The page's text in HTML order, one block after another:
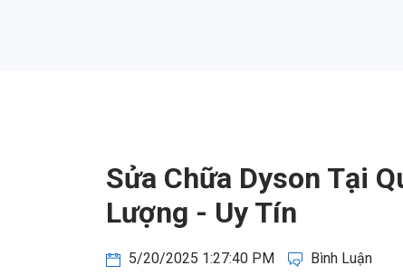
Sửa Chữa Dyson Tại
Lượng - Uy Tín
5/20/2025 1:27:40 PM Bình Luận